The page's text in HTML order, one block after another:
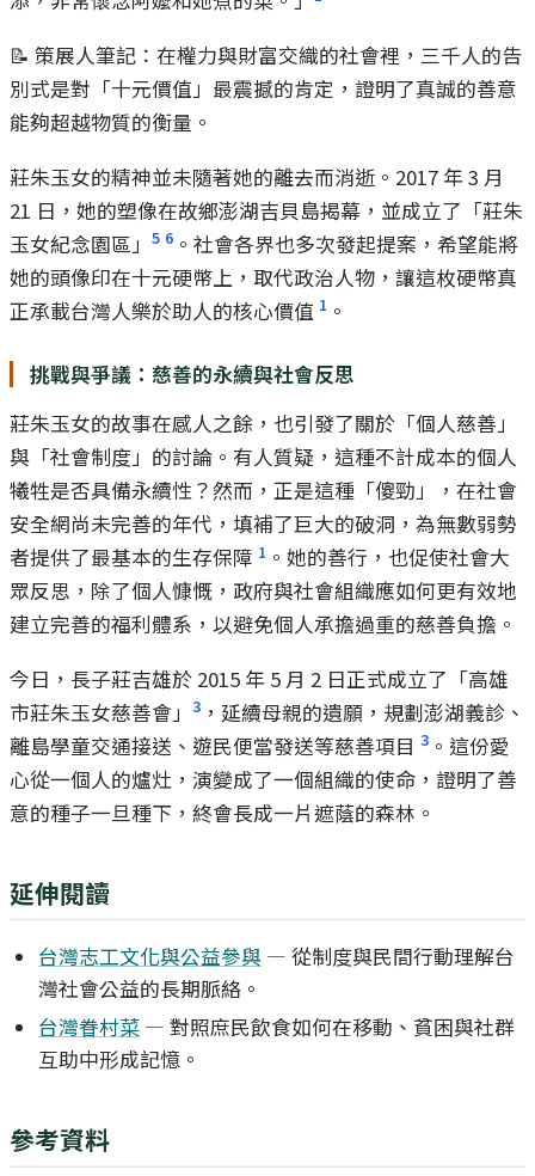
📝 策展人筆記：在權力與財富交織的社會裡，三千人的告
別式是對「十元價值」最震撼的肯定，證明了真誠的善意
能夠超越物質的衡量。
莊朱玉女的精神並未隨著她的離去而消逝。2017 年 3 月
21 日，她的塑像在故鄉澎湖吉貝島揭幕，並成立了「莊朱
玉女紀念園區」 5 6 。社會各界也多次發起提案，希望能將
她的頭像印在十元硬幣上，取代政治人物，讓這枚硬幣真
正承載台灣人樂於助人的核心價值 1 。
挑戰與爭議：慈善的永續與社會反思
莊朱玉女的故事在感人之餘，也引發了關於「個人慈善」
與「社會制度」的討論。有人質疑，這種不計成本的個人
犧牲是否具備永續性？然而，正是這種「傻勁」，在社會
安全網尚未完善的年代，填補了巨大的破洞，為無數弱勢
者提供了最基本的生存保障 1 。她的善行，也促使社會大
眾反思，除了個人慷慨，政府與社會組織應如何更有效地
建立完善的福利體系，以避免個人承擔過重的慈善負擔。
今日，長子莊吉雄於 2015 年 5 月 2 日正式成立了「高雄
市莊朱玉女慈善會」 3 ，延續母親的遺願，規劃澎湖義診、
離島學童交通接送、遊民便當發送等慈善項目 3 。這份愛
心從一個人的爐灶，演變成了一個組織的使命，證明了善
意的種子一旦種下，終會長成一片遮蔭的森林。
延伸閱讀
台灣志工文化與公益參與 — 從制度與民間行動理解台
灣社會公益的長期脈絡。
台灣眷村菜 — 對照庶民飲食如何在移動、貧困與社群
互助中形成記憶。
參考資料